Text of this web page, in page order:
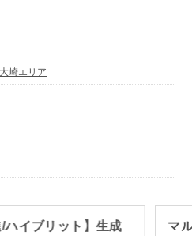
崎エリア
/ハイブリット】生成
マ